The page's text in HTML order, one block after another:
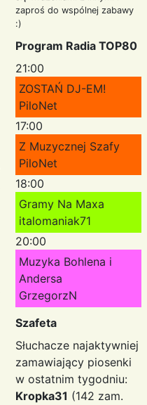
zaproś do wspólnej zabawy
:)
Program Radia TOP80
21:00
ZOSTAŃ DJ-EM!
PiloNet
17:00
Z Muzycznej Szafy
PiloNet
18:00
Gramy Na Maxa
italomaniak71
20:00
Muzyka Bohlena i
Andersa
GrzegorzN
Szafeta
Słuchacze najaktywniej
zamawiający piosenki
w ostatnim tygodniu:
Kropka31 (142 zam.